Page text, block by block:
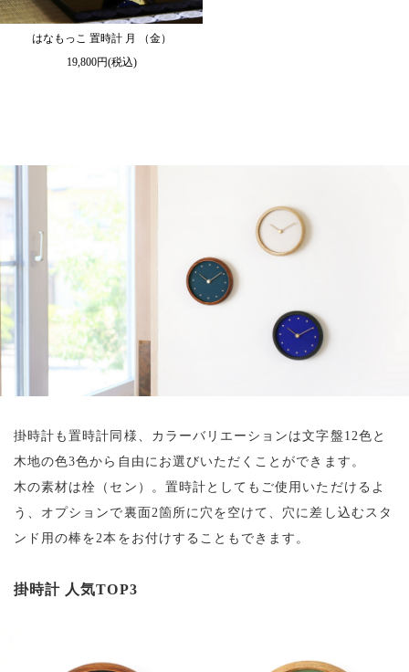
はなもっこ 置時計 月 （金）
19,800円(税込)
掛時計も置時計同様、カラーバリエーションは文字盤12色と
木地の色3色から自由にお選びいただくことができます。
木の素材は栓（セン）。置時計としてもご使用いただけるよ
う、オプションで裏面2箇所に穴を空けて、穴に差し込むスタ
ンド用の棒を2本をお付けすることもできます。
掛時計 人気TOP3